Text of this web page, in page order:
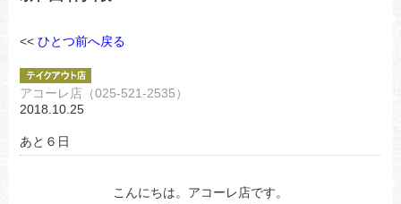
<< ひとつ前へ戻る
アコーレ店（025-521-2535）
2018.10.25
あと６日
こんにちは。アコーレ店です。